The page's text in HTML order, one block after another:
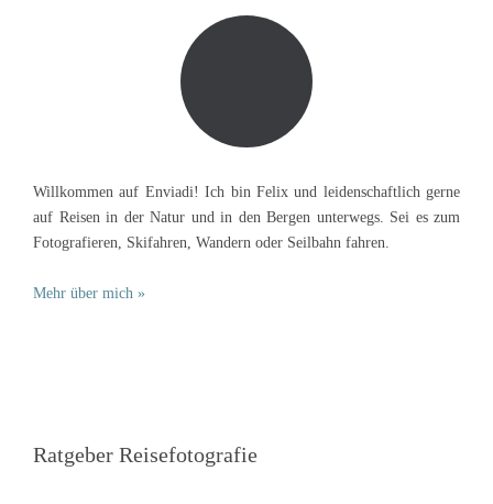
Willkommen auf Enviadi! Ich bin Felix und leidenschaftlich gerne
auf Reisen in der Natur und in den Bergen unterwegs. Sei es zum
Fotografieren, Skifahren, Wandern oder Seilbahn fahren.
Mehr über mich »
Ratgeber Reisefotografie